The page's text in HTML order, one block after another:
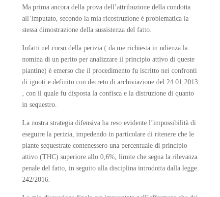
Ma prima ancora della prova dell’attribuzione della condotta
all’imputato, secondo la mia ricostruzione è problematica la
stessa dimostrazione della sussistenza del fatto.
Infatti nel corso della perizia ( da me richiesta in udienza la
nomina di un perito per analizzare il principio attivo di queste
piantine) è emerso che il procedimento fu iscritto nei confronti
di ignoti e definito con decreto di archiviazione del 24.01.2013
, con il quale fu disposta la confisca e la distruzione di quanto
in sequestro.
La nostra strategia difensiva ha reso evidente l’impossibilità di
eseguire la perizia, impedendo in particolare di ritenere che le
piante sequestrate contenessero una percentuale di principio
attivo (THC) superiore allo 0,6%, limite che segna la rilevanza
penale del fatto, in seguito alla disciplina introdotta dalla legge
242/2016.